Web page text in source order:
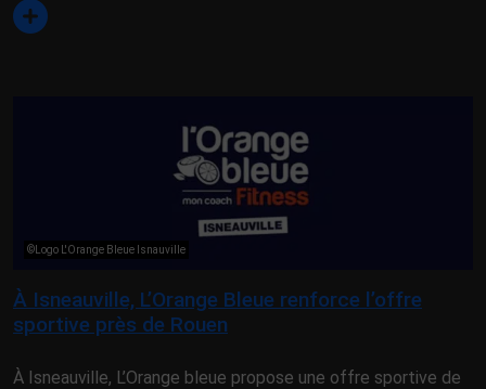
©Logo L'Orange Bleue Isnauville
À Isneauville, L’Orange Bleue renforce l’offre
sportive près de Rouen
À Isneauville, L’Orange bleue propose une offre sportive de